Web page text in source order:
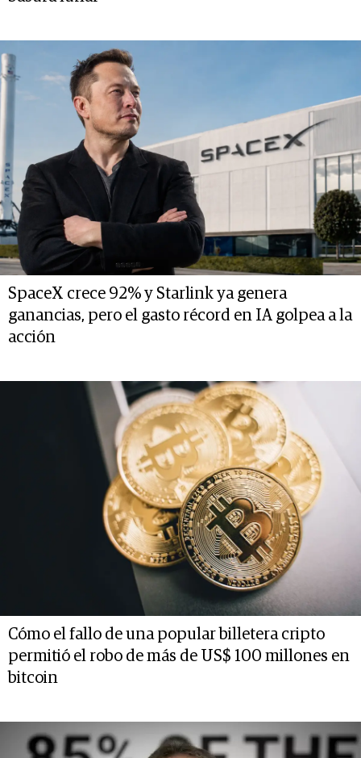
SpaceX crece 92% y Starlink ya genera
ganancias, pero el gasto récord en IA golpea a la
acción
Cómo el fallo de una popular billetera cripto
permitió el robo de más de US$ 100 millones en
bitcoin